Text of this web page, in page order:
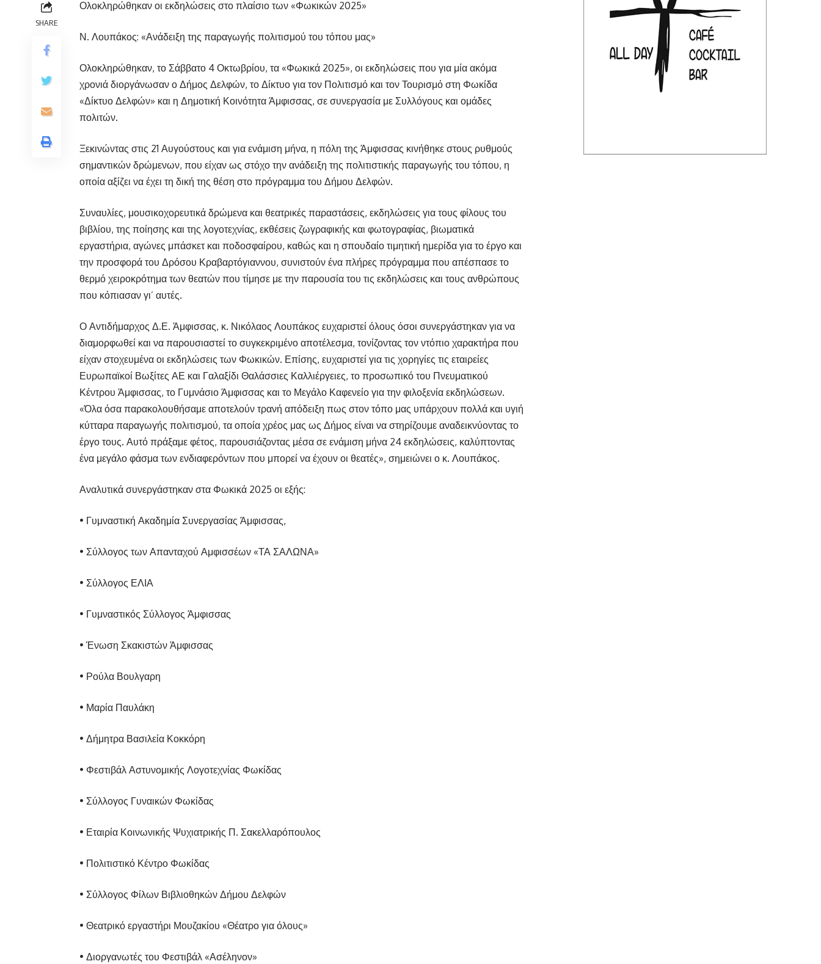
SHARE
Ολοκληρώθηκαν οι εκδηλώσεις στο πλαίσιο των «Φωκικών 2025»
Ν. Λουπάκος: «Ανάδειξη της παραγωγής πολιτισμού του τόπου μας»
Ολοκληρώθηκαν, το Σάββατο 4 Οκτωβρίου, τα «Φωκικά 2025», οι εκδηλώσεις που για μία ακόμα
χρονιά διοργάνωσαν ο Δήμος Δελφών, το Δίκτυο για τον Πολιτισμό και τον Τουρισμό στη Φωκίδα
«Δίκτυο Δελφών» και η Δημοτική Κοινότητα Άμφισσας, σε συνεργασία με Συλλόγους και ομάδες
πολιτών.
Ξεκινώντας στις 21 Αυγούστους και για ενάμιση μήνα, η πόλη της Άμφισσας κινήθηκε στους ρυθμούς
σημαντικών δρώμενων, που είχαν ως στόχο την ανάδειξη της πολιτιστικής παραγωγής του τόπου, η
οποία αξίζει να έχει τη δική της θέση στο πρόγραμμα του Δήμου Δελφών.
Συναυλίες, μουσικοχορευτικά δρώμενα και θεατρικές παραστάσεις, εκδηλώσεις για τους φίλους του
βιβλίου, της ποίησης και της λογοτεχνίας, εκθέσεις ζωγραφικής και φωτογραφίας, βιωματικά
εργαστήρια, αγώνες μπάσκετ και ποδοσφαίρου, καθώς και η σπουδαίο τιμητική ημερίδα για το έργο και
την προσφορά του Δρόσου Κραβαρτόγιαννου, συνιστούν ένα πλήρες πρόγραμμα που απέσπασε το
θερμό χειροκρότημα των θεατών που τίμησε με την παρουσία του τις εκδηλώσεις και τους ανθρώπους
που κόπιασαν γι’ αυτές.
Ο Αντιδήμαρχος Δ.Ε. Άμφισσας, κ. Νικόλαος Λουπάκος ευχαριστεί όλους όσοι συνεργάστηκαν για να
διαμορφωθεί και να παρουσιαστεί το συγκεκριμένο αποτέλεσμα, τονίζοντας τον ντόπιο χαρακτήρα που
είχαν στοχευμένα οι εκδηλώσεις των Φωκικών. Επίσης, ευχαριστεί για τις χορηγίες τις εταιρείες
Ευρωπαϊκοί Βωξίτες ΑΕ και Γαλαξίδι Θαλάσσιες Καλλιέργειες, το προσωπικό του Πνευματικού
Κέντρου Άμφισσας, το Γυμνάσιο Άμφισσας και το Μεγάλο Καφενείο για την φιλοξενία εκδηλώσεων.
«Όλα όσα παρακολουθήσαμε αποτελούν τρανή απόδειξη πως στον τόπο μας υπάρχουν πολλά και υγιή
κύτταρα παραγωγής πολιτισμού, τα οποία χρέος μας ως Δήμος είναι να στηρίζουμε αναδεικνύοντας το
έργο τους. Αυτό πράξαμε φέτος, παρουσιάζοντας μέσα σε ενάμιση μήνα 24 εκδηλώσεις, καλύπτοντας
ένα μεγάλο φάσμα των ενδιαφερόντων που μπορεί να έχουν οι θεατές», σημειώνει ο κ. Λουπάκος.
Αναλυτικά συνεργάστηκαν στα Φωκικά 2025 οι εξής:
• Γυμναστική Ακαδημία Συνεργασίας Άμφισσας,
• Σύλλογος των Απανταχού Αμφισσέων «ΤΑ ΣΑΛΩΝΑ»
• Σύλλογος ΕΛΙΑ
• Γυμναστικός Σύλλογος Άμφισσας
• Ένωση Σκακιστών Άμφισσας
• Ρούλα Βουλγαρη
• Μαρία Παυλάκη
• Δήμητρα Βασιλεία Κοκκόρη
• Φεστιβάλ Αστυνομικής Λογοτεχνίας Φωκίδας
• Σύλλογος Γυναικών Φωκίδας
• Εταιρία Κοινωνικής Ψυχιατρικής Π. Σακελλαρόπουλος
• Πολιτιστικό Κέντρο Φωκίδας
• Σύλλογος Φίλων Βιβλιοθηκών Δήμου Δελφών
• Θεατρικό εργαστήρι Μουζακίου «Θέατρο για όλους»
• Διοργανωτές του Φεστιβάλ «Ασέληνον»